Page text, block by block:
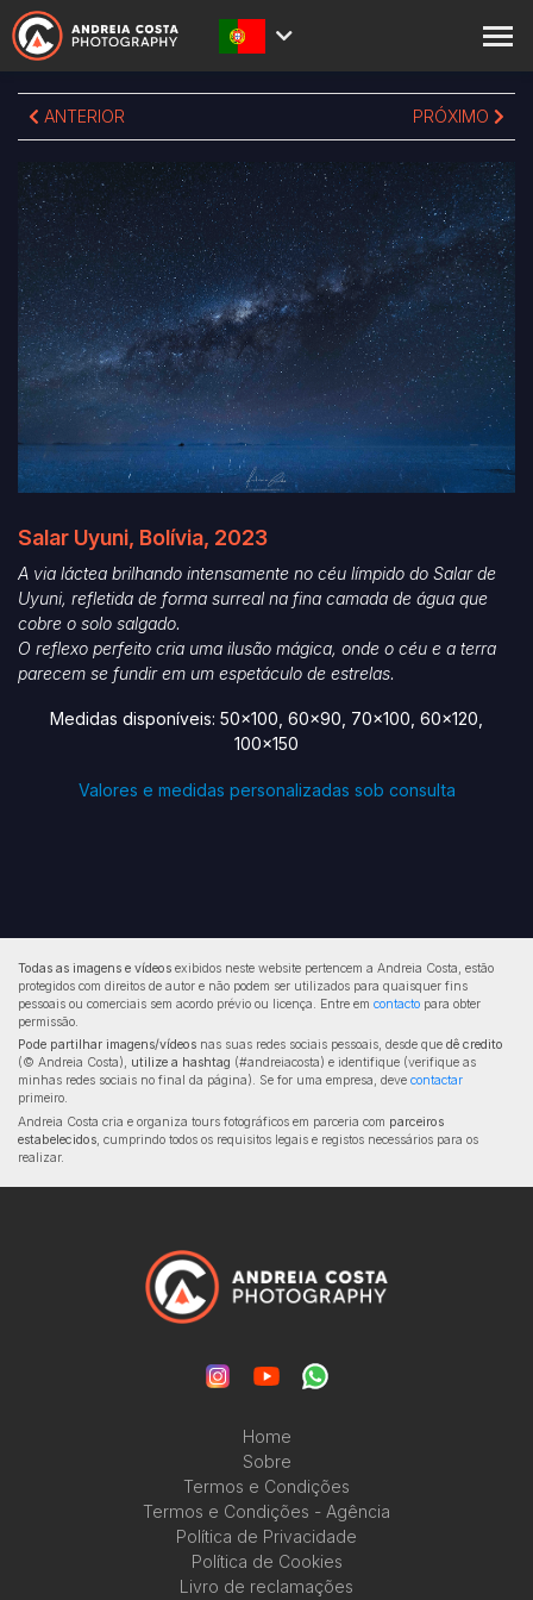
SOBRE
LOJA
ACADEMY
BLOG
EXPEDIÇÕES
CONTACTOS
ANTERIOR PRÓXIMO
Salar Uyuni, Bolívia, 2023
A via láctea brilhando intensamente no céu límpido do Salar de
Uyuni, refletida de forma surreal na fina camada de água que
cobre o solo salgado.
O reflexo perfeito cria uma ilusão mágica, onde o céu e a terra
parecem se fundir em um espetáculo de estrelas.
Medidas disponíveis: 50x100, 60x90, 70x100, 60x120,
100x150
Valores e medidas personalizadas sob consulta
Todas as imagens e vídeos exibidos neste website pertencem a Andreia Costa, estão
protegidos com direitos de autor e não podem ser utilizados para quaisquer fins
pessoais ou comerciais sem acordo prévio ou licença. Entre em contacto para obter
permissão.
Pode partilhar imagens/vídeos nas suas redes sociais pessoais, desde que dê credito
(© Andreia Costa), utilize a hashtag (#andreiacosta) e identifique (verifique as
minhas redes sociais no final da página). Se for uma empresa, deve contactar
primeiro.
Andreia Costa cria e organiza tours fotográficos em parceria com parceiros
estabelecidos , cumprindo todos os requisitos legais e registos necessários para os
realizar.
Home
Sobre
Termos e Condições
Termos e Condições - Agência
Política de Privacidade
Política de Cookies
Livro de reclamações